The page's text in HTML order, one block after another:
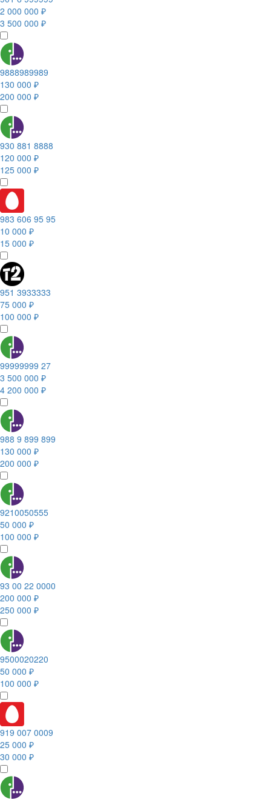
2 000 000 ₽
3 500 000 ₽
9888989989
130 000 ₽
200 000 ₽
930 881 8888
120 000 ₽
125 000 ₽
983 606 95 95
10 000 ₽
15 000 ₽
951 3933333
75 000 ₽
100 000 ₽
99999999 27
3 500 000 ₽
4 200 000 ₽
988 9 899 899
130 000 ₽
200 000 ₽
9210050555
50 000 ₽
100 000 ₽
93 00 22 0000
200 000 ₽
250 000 ₽
9500020220
50 000 ₽
100 000 ₽
919 007 0009
25 000 ₽
30 000 ₽